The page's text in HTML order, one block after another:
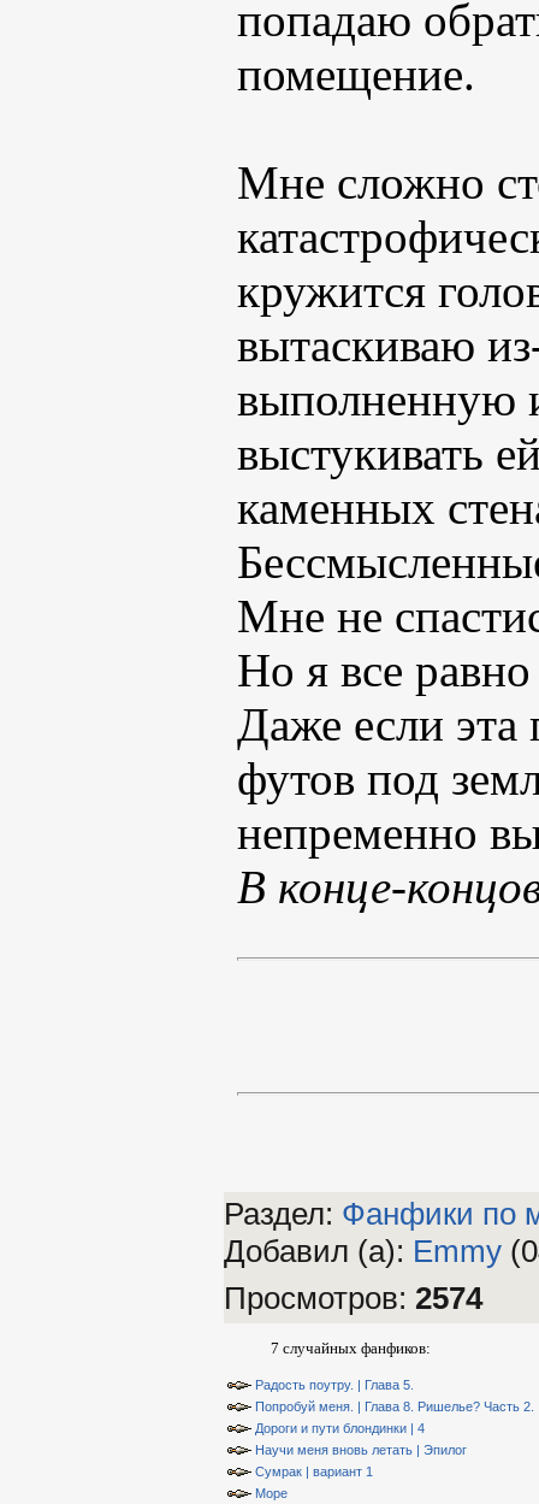
попадаю
помещение.
Мне сложно
кружится
вытаскиваю
выполненную
выстукивать
каменных
Мне не
Но я все
Даже если эта
футов под
непременно
В конце-
Раздел: Фанфики по
Добавил (а): Emmy
Просмотров: 2574
7 случайных фанфиков:
Радость поутру. | Глава 5.
Попробуй меня. | Глава 8. Ришелье? Часть 2.
Дороги и пути блондинки | 4
Научи меня вновь летать | Эпилог
Сумрак | вариант 1
Море